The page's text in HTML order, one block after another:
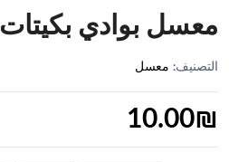
معسل بوادي بكيتات
التصنيف:معسل
10.00₪